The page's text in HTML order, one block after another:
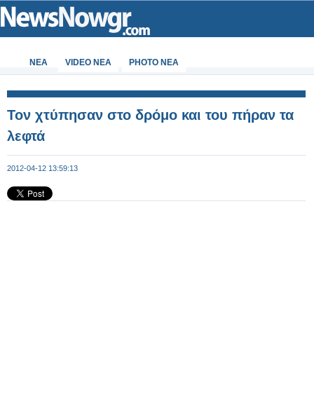
ΝΕΑ VIDEO NEA PHOTO NEA
Τον χτύπησαν στο δρόμο και του πήραν τα
λεφτά
2012-04-12 13:59:13